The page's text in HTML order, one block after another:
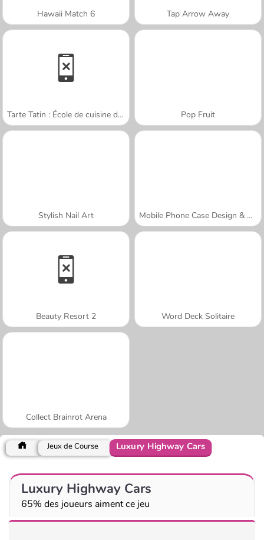
Hawaii Match 6 Tap Arrow Away
Tarte Tatin : École de cuisine de Sara Pop Fruit
Stylish Nail Art Mobile Phone Case Design & DIY
Beauty Resort 2 Word Deck Solitaire
Collect Brainrot Arena
Jeux de Course Luxury Highway Cars
Luxury Highway Cars
65% des joueurs aiment ce jeu